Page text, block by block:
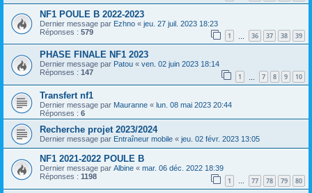
NF1 POULE B 2022-2023
Dernier message par Ezhno « jeu. 27 juil. 2023 18:23
Réponses : 579 1 36 37 38 39
PHASE FINALE NF1 2023
Dernier message par Patou « ven. 02 juin 2023 18:14
Réponses : 147 1 7 8 9 10
Transfert nf1
Dernier message par Mauranne « lun. 08 mai 2023 20:44
Réponses : 6
Recherche projet 2023/2024
Dernier message par Entraîneur mobile « jeu. 02 févr. 2023 13:05
NF1 2021-2022 POULE B
Dernier message par Albine « mar. 06 déc. 2022 18:39
Réponses : 1198 1 … 77 78 79 80